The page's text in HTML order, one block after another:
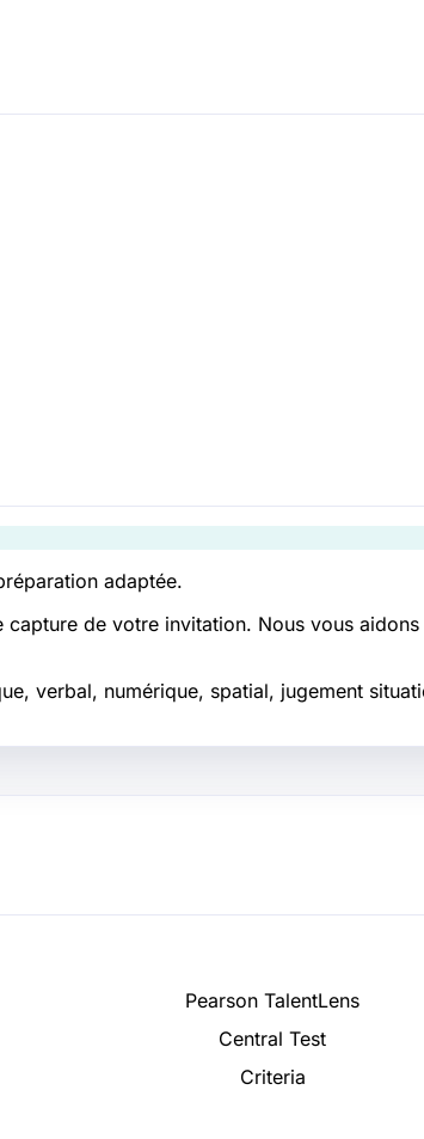
adaptée.
de votre invitation. Nous vous
verbal, numérique, spatial, jugement
Pearson TalentLens
Central Test
Criteria